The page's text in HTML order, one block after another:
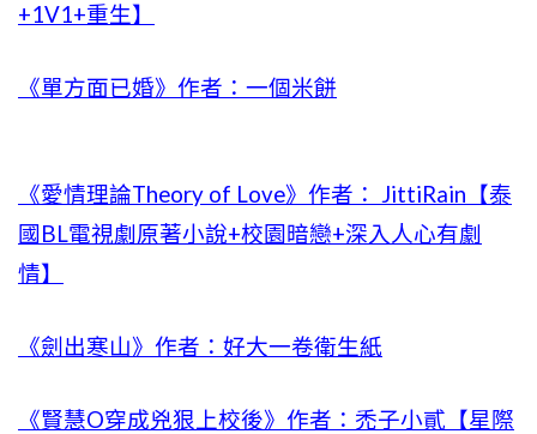
+1V1+重生】
《單方面已婚》作者：一個米餅
《愛情理論Theory of Love》作者： JittiRain【泰
國BL電視劇原著小說+校園暗戀+深入人心有劇
情】
《劍出寒山》作者：好大一卷衛生紙
《賢慧O穿成兇狠上校後》作者：禿子小貳【星際